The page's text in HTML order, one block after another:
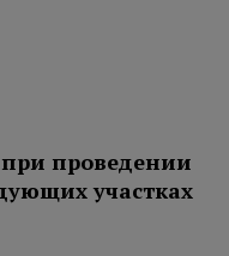
проведении
участках